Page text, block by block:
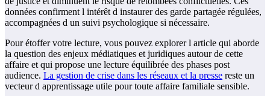
données confirment l intérêt d instaurer des garde partagée régulées,
accompagnées d un suivi psychologique si nécessaire.
Pour étoffer votre lecture, vous pouvez explorer l article qui aborde
la question des enjeux médiatiques et juridiques autour de cette
affaire et qui propose une lecture équilibrée des phases post
audience. La gestion de crise dans les réseaux et la presse reste un
vecteur d apprentissage utile pour toute affaire familiale sensible.